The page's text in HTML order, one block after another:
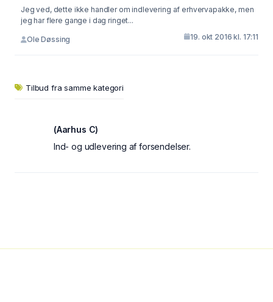
Jeg ved, dette ikke handler om indlevering af erhvervapakke, men
jeg har flere gange i dag ringet...
Ole Døssing 19. okt 2016 kl. 17:11
Tilbud fra samme kategori
(Aarhus C)
Ind- og udlevering af forsendelser.